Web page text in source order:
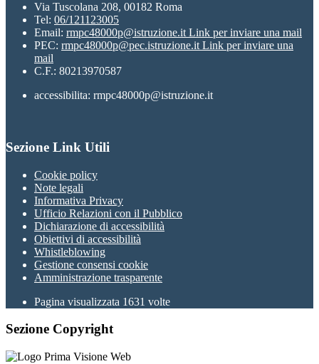
Via Tuscolana 208, 00182 Roma
Tel: 06/121123005
Email: rmpc48000p@istruzione.it Link per inviare una mail
PEC: rmpc48000p@pec.istruzione.it Link per inviare una
mail
C.F.: 80213970587
accessibilita: rmpc48000p@istruzione.it
Sezione Link Utili
Cookie policy
Note legali
Informativa Privacy
Ufficio Relazioni con il Pubblico
Dichiarazione di accessibilità
Obiettivi di accessibilità
Whistleblowing
Gestione consensi cookie
Amministrazione trasparente
Pagina visualizzata 1631 volte
Sezione Copyright